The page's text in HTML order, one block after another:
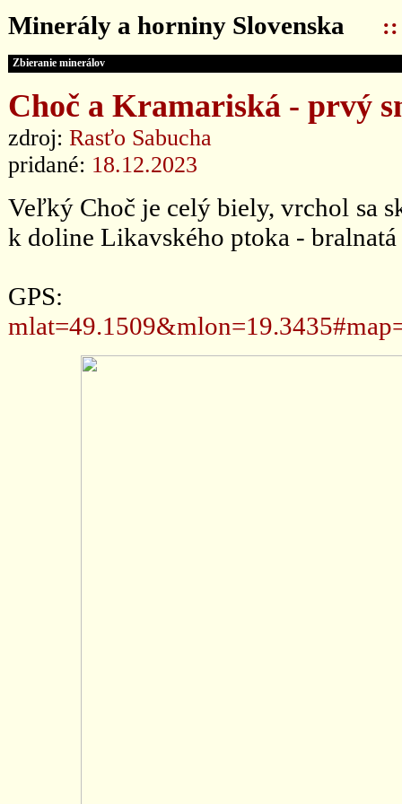
Minerály a horniny Slovenska ::
Zbieranie minerálov
Choč a Kramariská - prvý
zdroj: Rasťo Sabucha
pridané: 18.12.2023
Veľký Choč je celý biely, vrchol sa
k doline Likavského ptoka - bralnatá